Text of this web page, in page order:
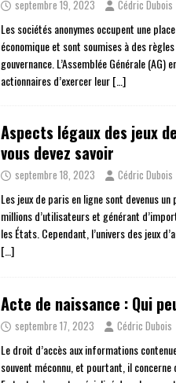
septembre 19, 2023 Cédric Dubois
Les sociétés anonymes occupent une
économique et sont soumises à des
gouvernance. L’Assemblée Générale
actionnaires d’exercer leur[…]
Aspects légaux des jeux
vous devez savoir
septembre 18, 2023 Cédric Dubois
Les jeux de paris en ligne sont devenus
millions d’utilisateurs et générant
les États. Cependant, l’univers des jeux
[…]
Acte de naissance : Qui
septembre 17, 2023 Cédric Dubois
Le droit d’accès aux informations
souvent méconnu, et pourtant, il